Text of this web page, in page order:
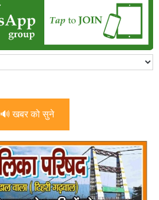
🔊 खबर को सुने